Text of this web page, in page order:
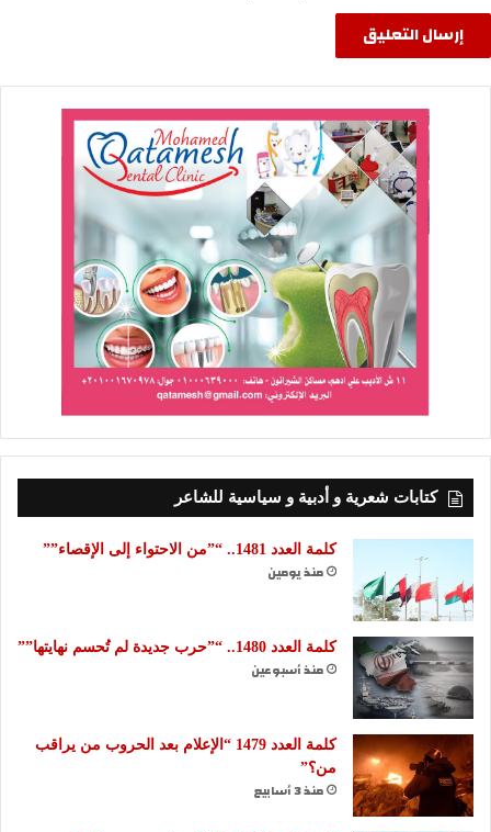
كتابات شعرية و أدبية و سياسية للشاعر
كلمة العدد 1481.. “”من الاحتواء إلى الإقصاء””
منذ يومين
كلمة العدد 1480.. “”حرب جديدة لم تُحسم نهايتها””
منذ أسبوعين
كلمة العدد 1479 “الإعلام بعد الحروب من يراقب
من؟”
منذ 3 أسابيع